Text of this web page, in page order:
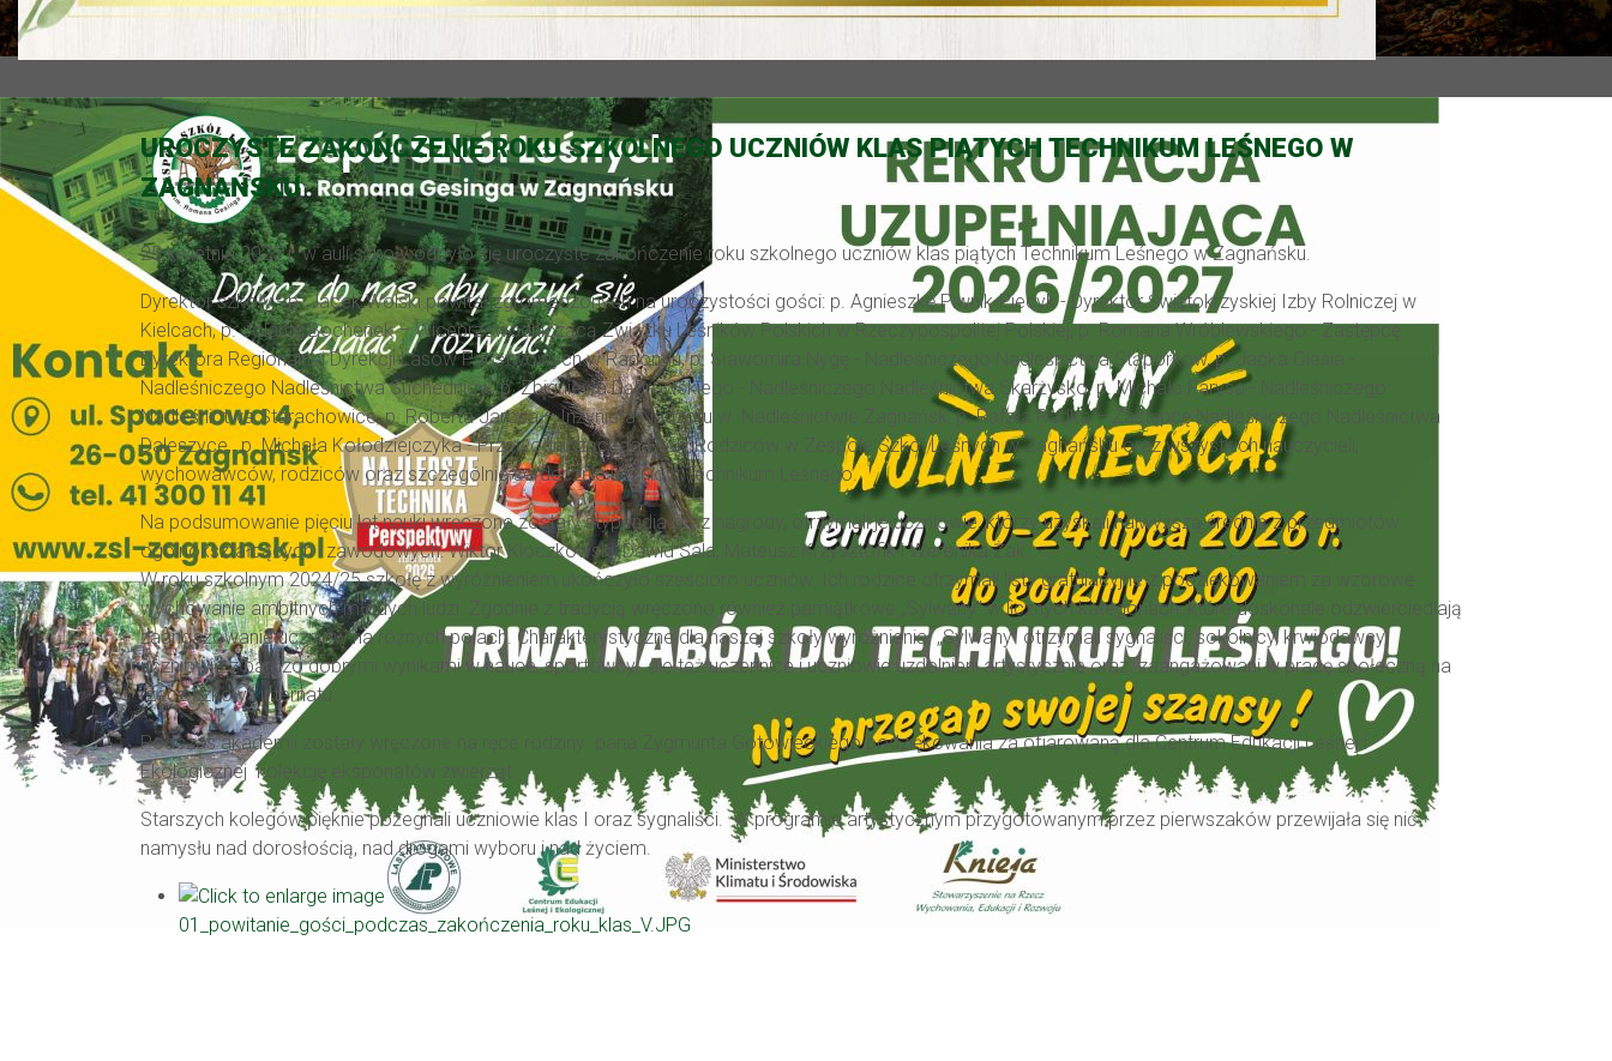
UROCZYSTE ZAKOŃCZENIE ROKU SZKOLNEGO UCZNIÓW KLAS PIĄTYCH TECHNIKUM LEŚNEGO W
ZAGNAŃSKU
25 kwietnia 2025 r. w auli szkoły odbyło się uroczyste zakończenie roku szkolnego uczniów klas piątych Technikum Leśnego w Zagnańsku.
Dyrektor szkoły - p. Jacek Wolski powitał zgromadzonych na uroczystości gości: p. Agnieszkę Piwnik-Piecyk - Dyrektor Świętokrzyskiej Izby Rolniczej w
Kielcach, p. Jolantę Bochenek – Wiceprzewodniczącą Związku Leśników Polskich w Rzeczypospolitej Polskiej, p. Romana Wróblewskiego - Zastępcę
Dyrektora Regionalnej Dyrekcji Lasów Państwowych w Radomiu, p. Sławomira Nygę - Nadleśniczego Nadleśnictwa Stąporków, p. Jacka Olesia -
Nadleśniczego Nadleśnictwa Suchedniów, p. Zbigniewa Dąbrowskiego - Nadleśniczego Nadleśnictwa Skarżysko, p. Michała Farysa - Nadleśniczego
Nadleśnictwa Starachowice, p. Roberta Jarosa – Inżyniera Nadzoru w Nadleśnictwie Zagnańsk, p. Rafała Radka – Zastępcę Nadleśniczego Nadleśnictwa
Daleszyce, p. Michała Kołodziejczyka - Przewodniczącego Rady Rodziców w Zespole Szkół Leśnych w Zagnańsku oraz wszystkich nauczycieli,
wychowawców, rodziców oraz szczególnie serdecznie uczniów Technikum Leśnego.
Na podsumowanie pięciu lat nauki wręczone zostały stypendia oraz nagrody, otrzymali je uczniowie, którzy uzyskali najwyższą średnią z przedmiotów
ogólnokształcących i zawodowych: Wiktor Kloczkowski, Dawid Sala, Mateusz Krzysztofik i Weronika Żak.
W roku szkolnym 2024/25 szkołę z wyróżnieniem ukończyło sześcioro uczniów. Ich rodzice otrzymali listy gratulacyjne z podziękowaniem za wzorowe
wychowanie ambitnych młodych ludzi. Zgodnie z tradycją wręczono również pamiątkowe „Sylwany” w licznych kategoriach, które doskonale odzwierciedlają
zaangażowanie uczniów na różnych polach. Charakterystyczne dla naszej szkoły wyróżnienia „Sylwany” otrzymali sygnaliści, sokolnicy, krwiodawcy,
uczniowie z bardzo dobrymi wynikami w nauce, sportowcy, ale też uczennice i uczniowie uzdolnieni artystycznie oraz zaangażowani w pracę społeczną na
rzecz szkoły i internatu.
Podczas akademii zostały wręczone na ręce rodziny pana Zygmunta Gotowieckiego podziękowania za ofiarowaną dla Centrum Edukacji Leśnej i
Ekologicznej kolekcję eksponatów zwierząt.
Starszych kolegów pięknie pożegnali uczniowie klas I oraz sygnaliści. W programie artystycznym przygotowanym przez pierwszaków przewijała się nić
namysłu nad dorosłością, nad drogami wyboru i nad życiem.